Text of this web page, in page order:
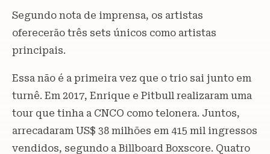
Segundo nota de imprensa, os artistas
oferecerão três sets únicos como artistas
principais.
Essa não é a primeira vez que o trio sai junto em
turnê. Em 2017, Enrique e Pitbull realizaram uma
tour que tinha a CNCO como telonera. Juntos,
arrecadaram US$ 38 milhões em 415 mil ingressos
vendidos, segundo a Billboard Boxscore. Quatro